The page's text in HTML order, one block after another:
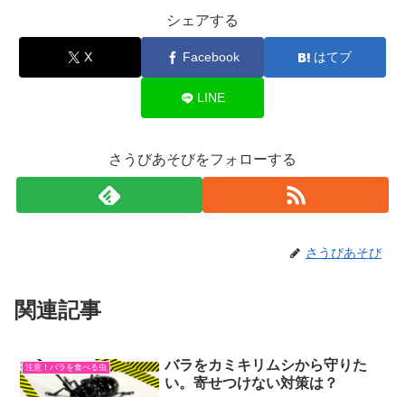
シェアする
X Facebook はてブ
LINE
さうびあそびをフォローする
さうびあそび
関連記事
注意！バラを食べる虫
バラをカミキリムシから守りた
い。寄せつけない対策は？